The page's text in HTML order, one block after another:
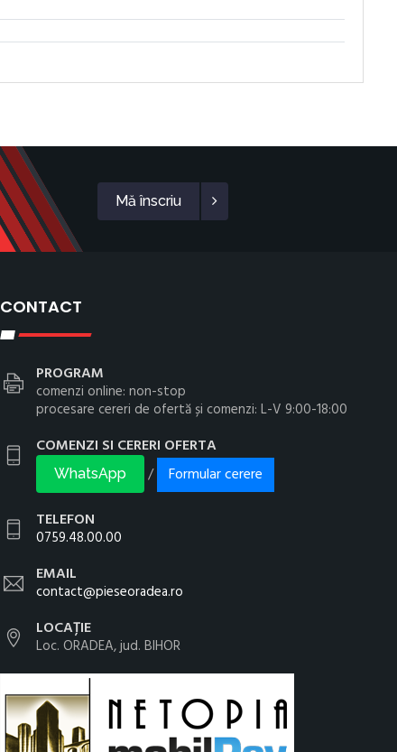
Mă înscriu
CONTACT
PROGRAM
comenzi online: non-stop
procesare cereri de ofertă și comenzi: L-V 9:00-18:00
COMENZI SI CERERI OFERTA
WhatsApp /
Formular cerere
TELEFON
0759.48.00.00
EMAIL
contact@pieseoradea.ro
LOCAȚIE
Loc. ORADEA, jud. BIHOR